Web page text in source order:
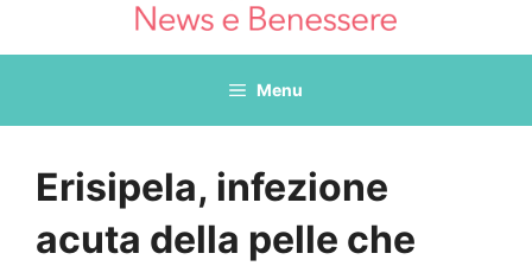
Menu
Erisipela, infezione
acuta della pelle che